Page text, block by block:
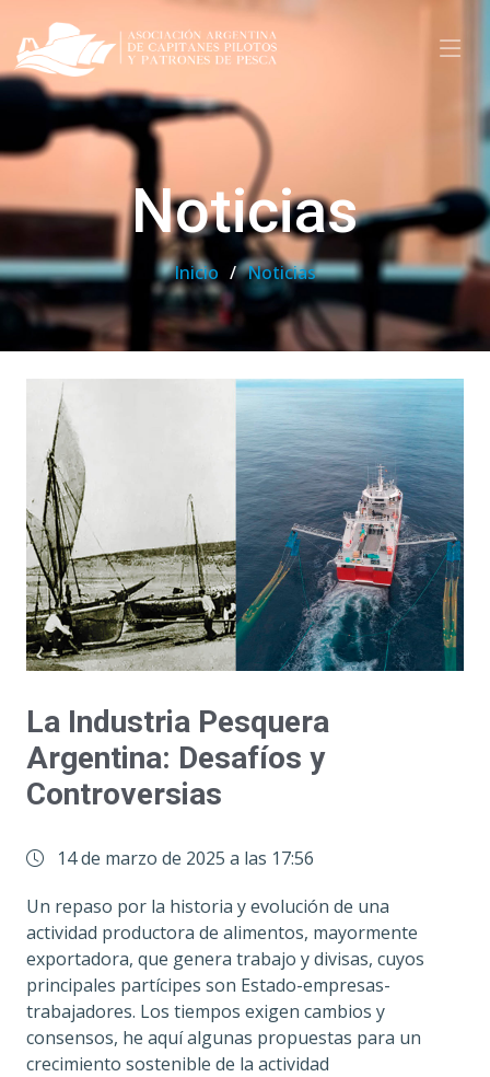
Noticias
Inicio Noticias
La Industria Pesquera
Argentina: Desafíos y
Controversias
14 de marzo de 2025 a las 17:56
Un repaso por la historia y evolución de una
actividad productora de alimentos, mayormente
exportadora, que genera trabajo y divisas, cuyos
principales partícipes son Estado-empresas-
trabajadores. Los tiempos exigen cambios y
consensos, he aquí algunas propuestas para un
crecimiento sostenible de la actividad